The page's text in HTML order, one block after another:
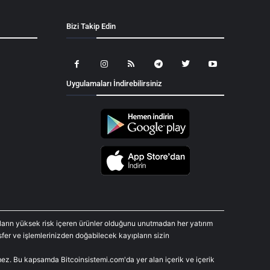
Bizi Takip Edin
Uygulamaları İndirebilirsiniz
yüksek risk içeren ürünler olduğunu unutmadan her yatırım
ve işlemlerinizden doğabilecek kayıpların sizin
Bu kapsamda Bitcoinsistemi.com'da yer alan içerik ve içerik